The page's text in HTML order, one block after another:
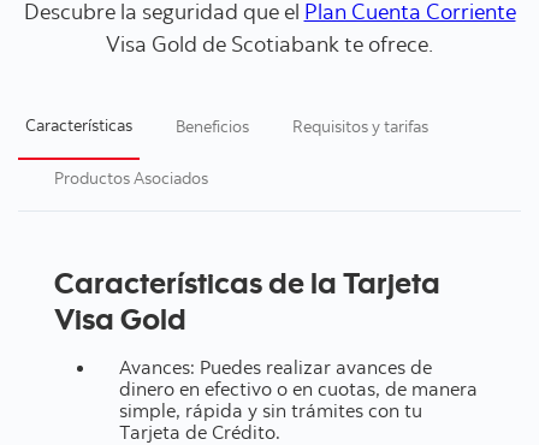
Descubre la seguridad que el Plan Cuenta Corriente
Visa Gold de Scotiabank te ofrece.
Características Beneficios Requisitos y tarifas
Productos Asociados
Características de la Tarjeta
Visa Gold
Avances: Puedes realizar avances de
dinero en efectivo o en cuotas, de manera
simple, rápida y sin trámites con tu
Tarjeta de Crédito.